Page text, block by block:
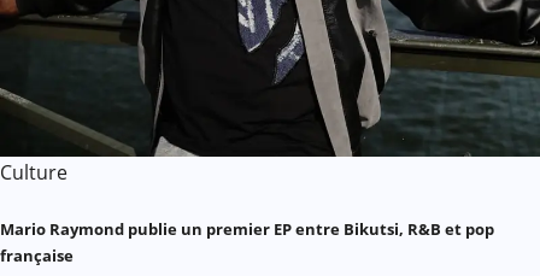
Culture
Mario Raymond publie un premier EP entre Bikutsi, R&B et pop
française